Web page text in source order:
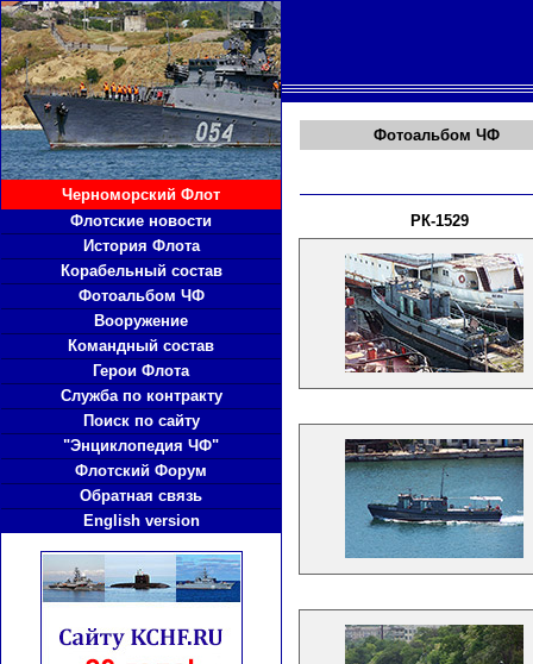
Черноморский Флот
Флотские новости
История Флота
Корабельный состав
Фотоальбом ЧФ
Вооружение
Командный состав
Герои Флота
Служба по контракту
Поиск по сайту
"Энциклопедия ЧФ"
Флотский Форум
Обратная связь
English version
Фотоальбом ЧФ
РК-1529